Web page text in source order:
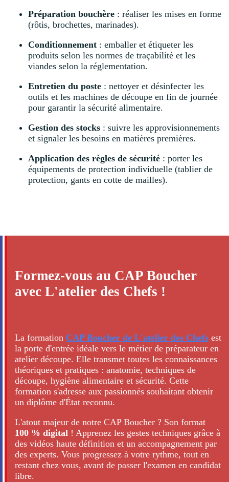
Préparation bouchère : réaliser les mises en forme
(rôtis, brochettes, marinades).
Conditionnement : emballer et étiqueter les
produits selon les normes de traçabilité et les
viandes selon la réglementation.
Entretien du poste : nettoyer et désinfecter les
outils et les machines de découpe en fin de journée
pour garantir la sécurité alimentaire.
Gestion des stocks : suivre les approvisionnements
et signaler les besoins en matières premières.
Application des règles de sécurité : porter les
équipements de protection individuelle (tablier de
protection, gants en cotte de mailles).
Formez-vous au CAP Boucher
avec L'atelier des Chefs !
La formation CAP Boucher de L'atelier des Chefs est
la porte d'entrée idéale vers le métier de préparateur en
atelier découpe. Elle transmet toutes les connaissances
théoriques et pratiques : anatomie, techniques de
découpe, hygiène alimentaire et sécurité. Cette
formation s'adresse aux passionnés souhaitant obtenir
un diplôme d'État reconnu.
L'atout majeur de notre CAP Boucher ? Son format
100 % digital! Apprenez les gestes techniques grâce à
des vidéos haute définition et un accompagnement par
des experts. Vous progressez à votre rythme, tout en
restant chez vous, avant de passer l'examen en candidat
libre.